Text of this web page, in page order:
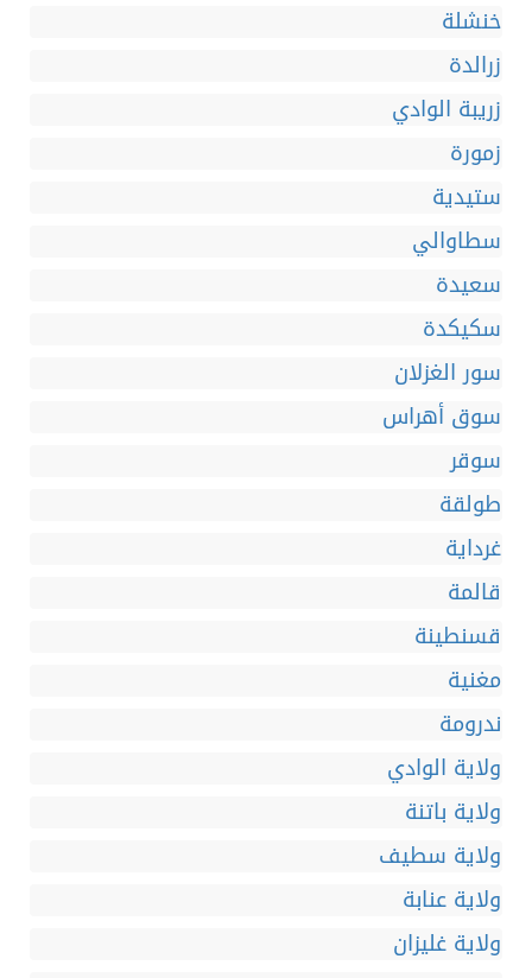
خنشلة
زرالدة
زريبة الوادي
زمورة
ستيدية
سطاوالي
سعيدة
سكيكدة
سور الغزلان
سوق أهراس
سوقر
طولقة
غرداية
قالمة
قسنطينة
مغنية
ندرومة
ولاية الوادي
ولاية باتنة
ولاية سطيف
ولاية عنابة
ولاية غليزان